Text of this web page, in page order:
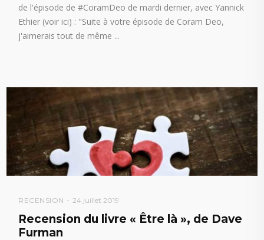
de l'épisode de #CoramDeo de mardi dernier, avec Yannick
Ethier (voir ici) : "Suite à votre épisode de Coram Deo,
j'aimerais tout de même
RECENSION 24 juillet 2019
Recension du livre « Être là », de Dave
Furman